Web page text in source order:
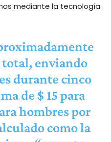
mediante la tecnología
total, enviando
durante cinco
de $ 15 para
hombres por
como la